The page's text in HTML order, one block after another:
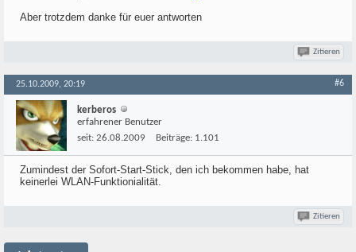
Aber trotzdem danke für euer antworten
Zitieren
25.10.2009, 20:19 #6
kerberos
erfahrener Benutzer
seit: 26.08.2009 Beiträge: 1.101
Zumindest der Sofort-Start-Stick, den ich bekommen habe, hat
keinerlei WLAN-Funktionialität.
Zitieren